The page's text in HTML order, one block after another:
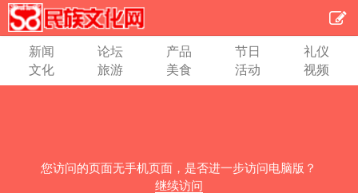
新闻 论坛 产品 节日
礼仪
文化
旅游 美食 活动 视频
您访问的页面无手机页面，是否进一步访问电脑版？
继续访问